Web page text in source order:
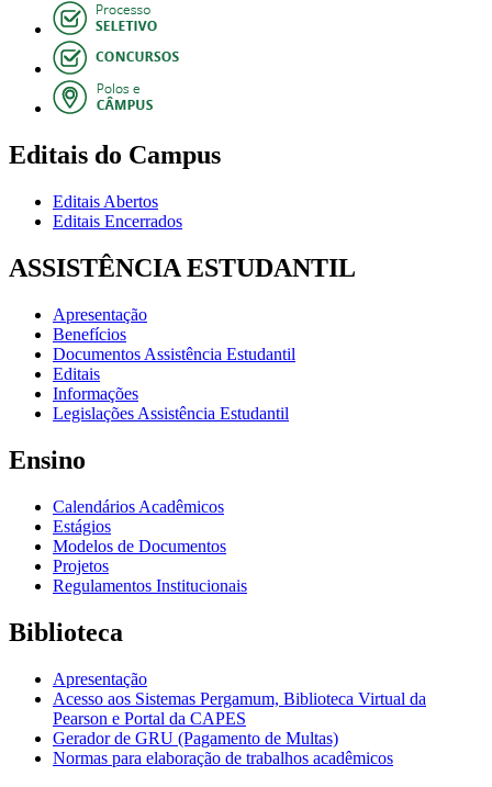
Editais do Campus
Editais Abertos
Editais Encerrados
ASSISTÊNCIA ESTUDANTIL
Apresentação
Benefícios
Documentos Assistência Estudantil
Editais
Informações
Legislações Assistência Estudantil
Ensino
Calendários Acadêmicos
Estágios
Modelos de Documentos
Projetos
Regulamentos Institucionais
Biblioteca
Apresentação
Acesso aos Sistemas Pergamum, Biblioteca Virtual da
Pearson e Portal da CAPES
Gerador de GRU (Pagamento de Multas)
Normas para elaboração de trabalhos acadêmicos